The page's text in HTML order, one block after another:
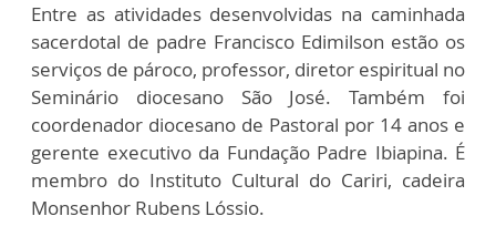
Entre as atividades desenvolvidas na caminhada
sacerdotal de padre Francisco Edimilson estão os
serviços de pároco, professor, diretor espiritual no
Seminário diocesano São José. Também foi
coordenador diocesano de Pastoral por 14 anos e
gerente executivo da Fundação Padre Ibiapina. É
membro do Instituto Cultural do Cariri, cadeira
Monsenhor Rubens Lóssio.